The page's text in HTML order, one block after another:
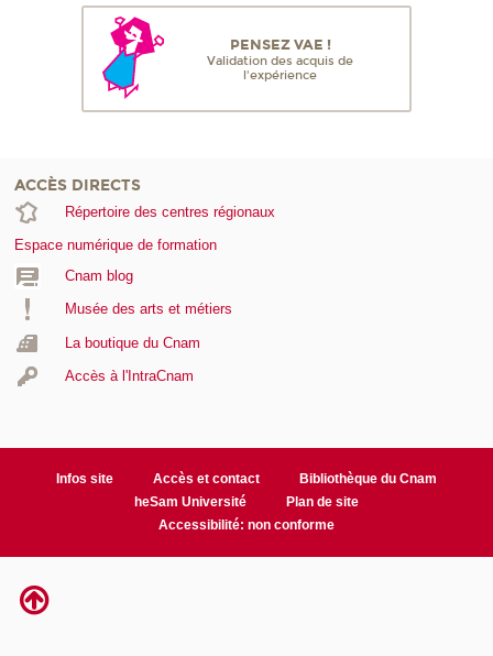
PENSEZ VAE !
Validation des acquis de
l'expérience
ACCÈS DIRECTS
Répertoire des centres régionaux
Espace numérique de formation
Cnam blog
Musée des arts et métiers
La boutique du Cnam
Accès à l'IntraCnam
Infos site Accès et contact
Bibliothèque du Cnam
heSam Université
Plan de site
Accessibilité: non conforme